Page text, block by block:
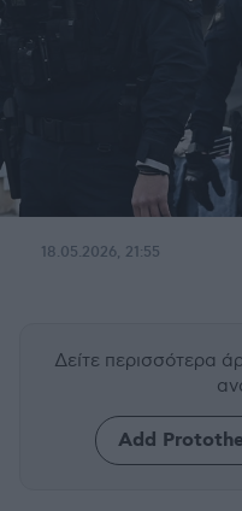
18.05.2026, 21:55
Δείτε περισσότερα
Add